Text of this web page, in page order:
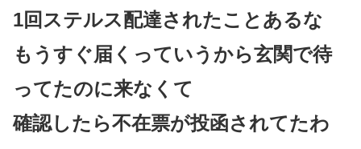
1回ステルス配達されたことあるな
もうすぐ届くっていうから玄関で待
ってたのに来なくて
確認したら不在票が投函されてたわ